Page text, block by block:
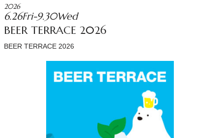
2026
6.26Fri-9.30Wed
BEER TERRACE 2026
BEER TERRACE 2026